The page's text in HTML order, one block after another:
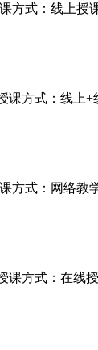
方式：线上授
课方式：线上+
方式：网络教
课方式：在线